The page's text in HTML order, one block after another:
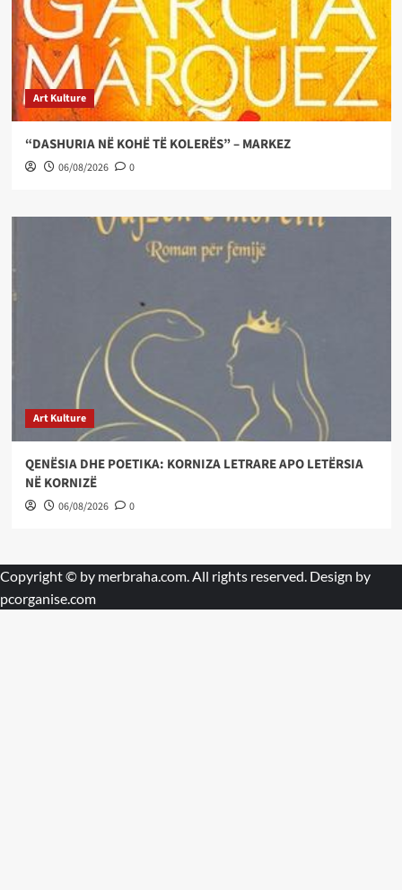
Art Kulture
“DASHURIA NË KOHË TË KOLERËS” – MARKEZ
06/08/2026 0
Art Kulture
QENËSIA DHE POETIKA: KORNIZA LETRARE APO LETËRSIA
NË KORNIZË
06/08/2026 0
Copyright © by merbraha.com. All rights reserved. Design by
pcorganise.com